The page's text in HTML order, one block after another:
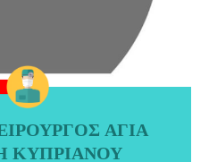
ΠΑΡΑΣΚΕΥΗ ΚΥΠΡΙΑΝΟΥ
MD είναι πλαστικός
ΑΓΙΑ
ΚΥΠΡΙΑΝΟΥ